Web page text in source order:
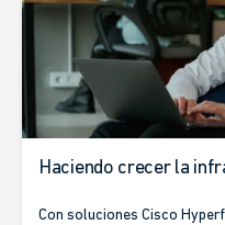
Haciendo crecer la
Con soluciones Cisco